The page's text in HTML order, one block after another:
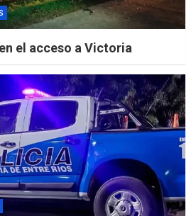
el acceso a Victoria